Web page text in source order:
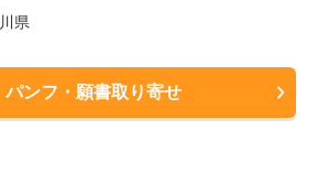
県
パンフ・願書取り寄せ